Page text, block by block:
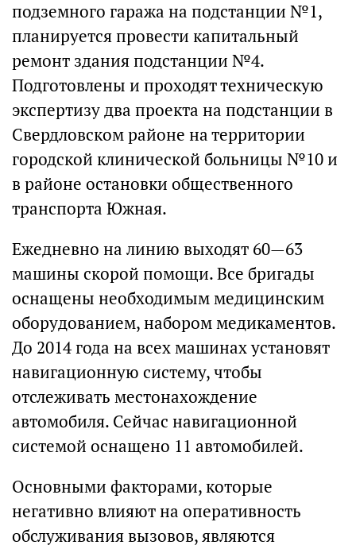
подземного гаража на подстанции №1,
планируется провести капитальный
ремонт здания подстанции №4.
Подготовлены и проходят техническую
экспертизу два проекта на подстанции в
Свердловском районе на территории
городской клинической больницы №10 и
в районе остановки общественного
транспорта Южная.
Ежедневно на линию выходят 60—63
машины скорой помощи. Все бригады
оснащены необходимым медицинским
оборудованием, набором медикаментов.
До 2014 года на всех машинах установят
навигационную систему, чтобы
отслеживать местонахождение
автомобиля. Сейчас навигационной
системой оснащено 11 автомобилей.
Основными факторами, которые
негативно влияют на оперативность
обслуживания вызовов, являются